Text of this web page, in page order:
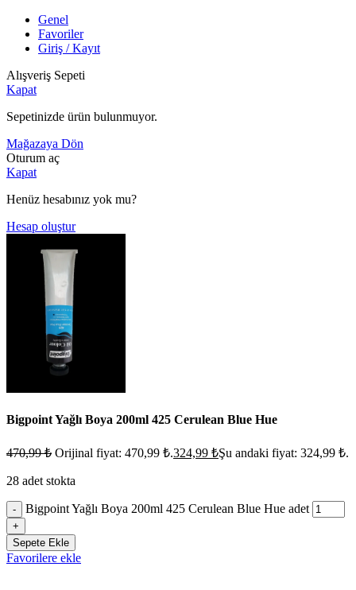
Genel
Favoriler
Giriş / Kayıt
Alışveriş Sepeti
Kapat
Sepetinizde ürün bulunmuyor.
Mağazaya Dön
Oturum aç
Kapat
Henüz hesabınız yok mu?
Hesap oluştur
Bigpoint Yağlı Boya 200ml 425 Cerulean Blue Hue
470,99₺ Orijinal fiyat: 470,99 ₺.324,99 ₺Şu andaki fiyat: 324,99 ₺.
28 adet stokta
- Bigpoint Yağlı Boya 200ml 425 Cerulean Blue Hue adet
+
Sepete Ekle
Favorilere ekle